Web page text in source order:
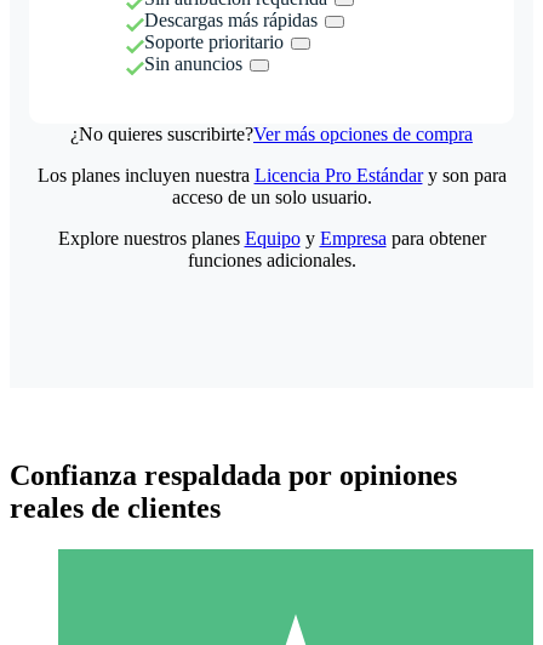
Descargas más rápidas
Soporte prioritario
Sin anuncios
¿No quieres suscribirte?Ver más opciones de compra
Los planes incluyen nuestra Licencia Pro Estándary son para
acceso de un solo usuario.
Explore nuestros planes Equipoy Empresa para obtener
funciones adicionales.
Confianza respaldada por opiniones
reales de clientes